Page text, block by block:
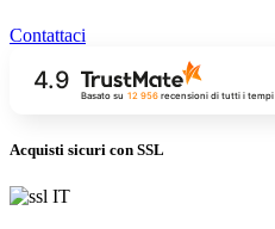
Contattaci
4.9
Basato su 12 956recensioni di tutti i tempi
Acquisti sicuri con SSL